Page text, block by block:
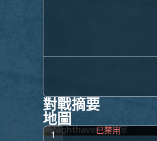
對戰摘要
地圖
1 已禁用